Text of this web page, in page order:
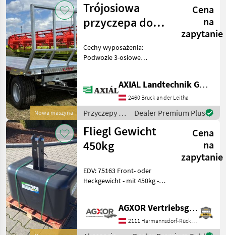
Nowa maszyna
Trójosiowa
przyczepa do
firmy Fliegl,
Cena
na
zapytanie
Cechy wyposażenia:
Podwozie 3-osiowe
obwodowy układ
hamulcowy pneumatyczny
z ALB Dyszel typu Y z
uchem holowniczym DIN 40
mm
AXIAL Landtechnik GmbH
2460 Bruck an der Leitha
Przyczepy /
Fliegl
Dealer Premium Plus
Fliegl Gewicht
450kg
Cena
na
zapytanie
EDV: 75163 Front- oder
Heckgewicht - mit 450kg -
530mm - Durch die flache
Bauweise können die
Scheinwerfe
AGXOR Vertriebsgesellschaft Ost GmbH
2111 Harmannsdorf-Rückersdorf